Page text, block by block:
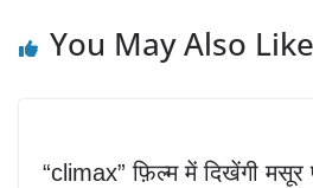
You May Also Like
“climax” फ़िल्म में दिखेंगी मसूर